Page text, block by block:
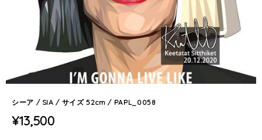
シーア / SIA / サイズ 52cm / PAPL_0058
¥13,500